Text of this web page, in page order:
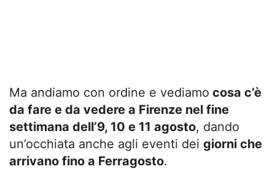
Ma andiamo con ordine e vediamo cosa c’è
da fare e da vedere a Firenze nel fine
settimana dell’9, 10 e 11 agosto, dando
un’occhiata anche agli eventi dei giorni che
arrivano fino a Ferragosto.